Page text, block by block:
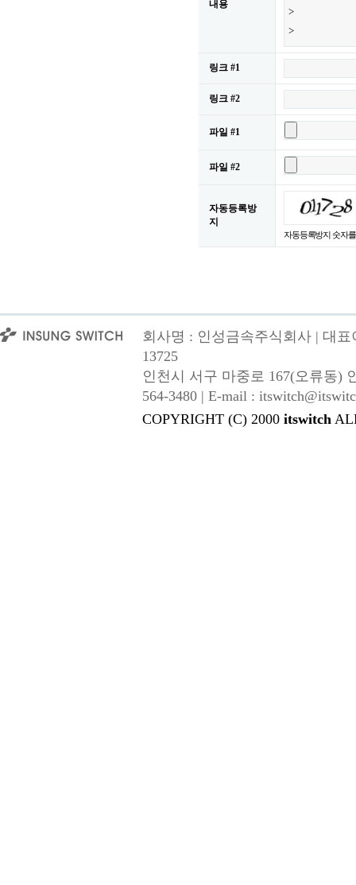
내용
링크 #1
링크 #2
파일 #1
파일 #2
자동등록방
지
자동등록방지 숫자
회사명 : 인성금속주식회사 | 대
13725
인천시 서구 마중로 167(오류동)
564-3480 | E-mail :
COPYRIGHT (C) 2000 itswitch